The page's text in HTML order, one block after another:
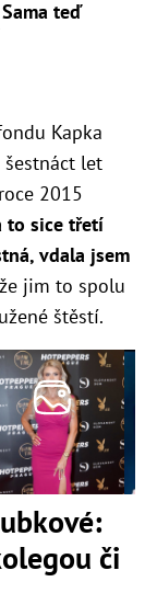
teď
Kapka
šestnáct let
2015
to sice třetí
vdala jsem
jim to spolu
štěstí.
či